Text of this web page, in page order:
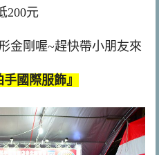
200元
金剛喔~趕快帶小朋友來
國際服飾』